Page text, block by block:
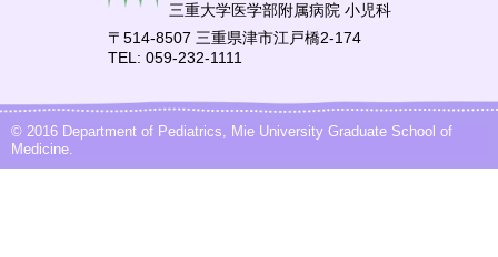
三重大学医学部附属病院 小児科
〒514-8507 三重県津市江戸橋2-174
TEL: 059-232-1111
© 2016 Department of Pediatrics, Mie University Graduate School of
Medicine.